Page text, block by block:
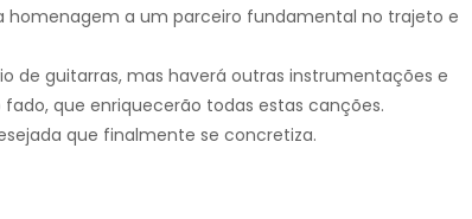
homenagem a um parceiro fundamental no trajeto e
de guitarras, mas haverá outras instrumentações e
que enriquecerão todas estas canções.
que finalmente se concretiza.